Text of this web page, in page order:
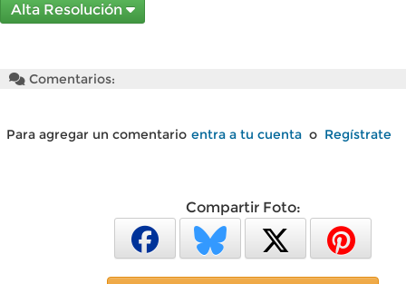
Alta Resolución
Comentarios:
Para agregar un comentario entra a tu cuenta o Regístrate
Compartir Foto: